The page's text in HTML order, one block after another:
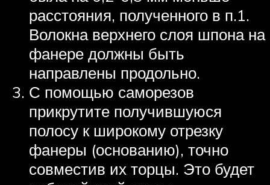
расстояния, полученного в п.1.
Волокна верхнего слоя шпона на
фанере должны быть
направлены продольно.
С помощью саморезов
прикрутите получившуюся
полосу к широкому отрезку
фанеры (основанию), точно
совместив их торцы. Это будет